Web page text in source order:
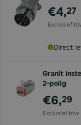
€4,27
Direct
Granit
2-polig
€6,29